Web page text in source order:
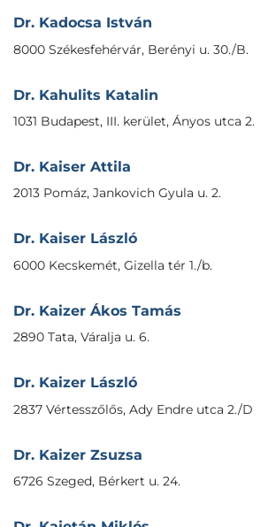
Dr. Kadocsa István
8000 Székesfehérvár, Berényi u. 30./B.
Dr. Kahulits Katalin
1031 Budapest, III. kerület, Ányos utca 2.
Dr. Kaiser Attila
2013 Pomáz, Jankovich Gyula u. 2.
Dr. Kaiser László
6000 Kecskemét, Gizella tér 1./b.
Dr. Kaizer Ákos Tamás
2890 Tata, Váralja u. 6.
Dr. Kaizer László
2837 Vértesszőlős, Ady Endre utca 2./D
Dr. Kaizer Zsuzsa
6726 Szeged, Bérkert u. 24.